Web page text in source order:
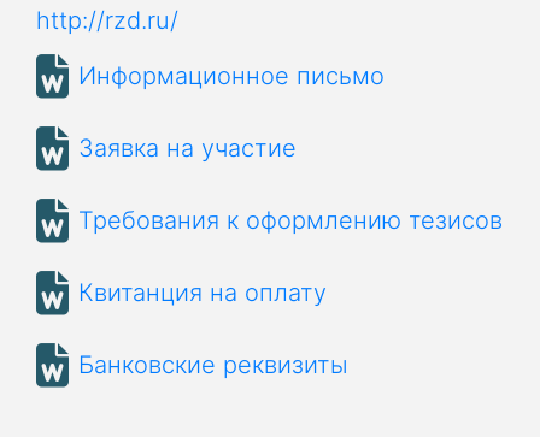
http://rzd.ru/
Информационное письмо
Заявка на участие
Требования к оформлению тезисов
Квитанция на оплату
Банковские реквизиты